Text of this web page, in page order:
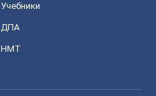
Учебники
ДПА
НМТ